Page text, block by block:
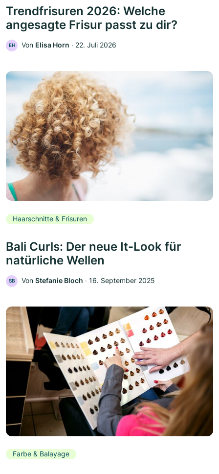
Trendfrisuren 2026: Welche
angesagte Frisur passt zu dir?
EH Von Elisa Horn ‧ 22. Juli 2026
Haarschnitte & Frisuren
Bali Curls: Der neue It-Look für
natürliche Wellen
SB Von Stefanie Bloch ‧ 16. September 2025
Farbe & Balayage